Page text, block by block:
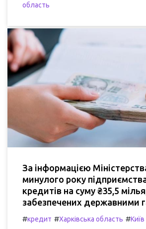
область
За інформацією
минулого року
кредитів на суму ₴35,5
забезпечених державними
#кредит #Харківська область #Київ